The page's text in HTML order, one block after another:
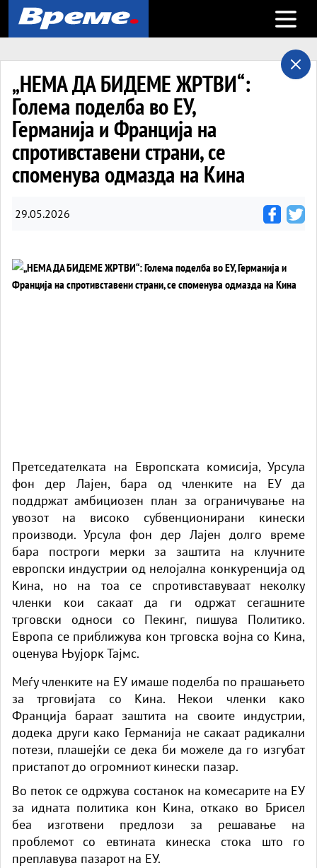
Open
„НЕМА ДА БИДЕМЕ ЖРТВИ“:
Голема поделба во ЕУ,
Германија и Франција на
спротивставени страни, се
споменува одмазда на Кина
29.05.2026
Претседателката на Европската комисија, Урсула
фон дер Лајен, бара од членките на ЕУ да
поддржат амбициозен план за ограничување на
увозот на високо субвенционирани кинески
производи. Урсула фон дер Лајен долго време
бара построги мерки за заштита на клучните
европски индустрии од нелојална конкуренција од
Кина, но на тоа се спротивставуваат неколку
членки кои сакаат да ги одржат сегашните
трговски односи со Пекинг, пишува Политико.
Европа се приближува кон трговска војна со Кина,
оценува Њујорк Тајмс.
Меѓу членките на ЕУ имаше поделба по прашањето
за трговијата со Кина. Некои членки како
Франција бараат заштита на своите индустрии,
додека други како Германија не сакаат радикални
потези, плашејќи се дека би можеле да го изгубат
пристапот до огромниот кинески пазар.
Во петок се одржува состанок на комесарите на ЕУ
за идната политика кон Кина, откако во Брисел
беа изготвени предлози за решавање на
проблемот со евтината кинеска стока што го
преплавува пазарот на ЕУ.